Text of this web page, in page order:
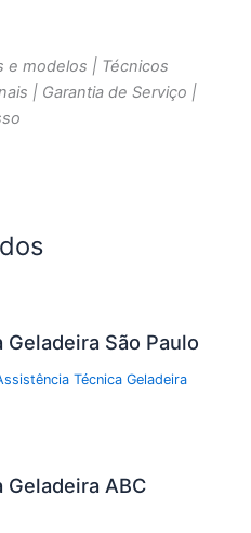
e modelos | Técnicos
| Garantia de Serviço |
São Paulo
Técnica Geladeira
ABC